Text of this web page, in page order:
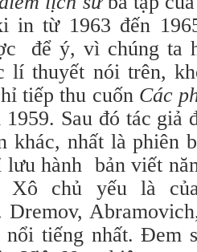
in từ 1963 đến
để ý, vì chúng ta
lí thuyết nói trên,
tiếp thu cuốn Các
Sau đó tác giả
khác, nhất là phiên
lưu hành bản viết
chủ yếu là của
Dremov,
nổi tiếng nhất. Đem